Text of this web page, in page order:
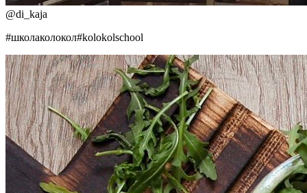
@di_kaja
#школаколокол#kolokolschool